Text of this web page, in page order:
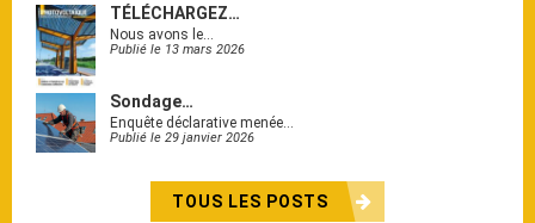
TÉLÉCHARGEZ…
Nous avons le…
Publié le 13 mars 2026
Sondage…
Enquête déclarative menée…
Publié le 29 janvier 2026
TOUS LES POSTS